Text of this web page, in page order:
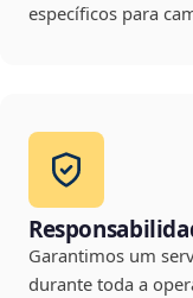
específicos para
Garantimos um
durante toda a